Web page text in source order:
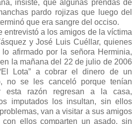
insiste, que algunas prendas de
pardo rojizas que luego del
que era sangre del occiso.
entrevistó a los amigos de la víctima
y José Luis Cuéllar, quienes
afirmado por la señora Herminia,
la mañana del 22 de julio de 2006
Lota” a cobrar el dinero de un
no se les canceló porque tenían
esta razón regresan a la casa,
imputados los insultan, sin ellos
van a visitar a sus amigos
ellos comparten un asado, sin